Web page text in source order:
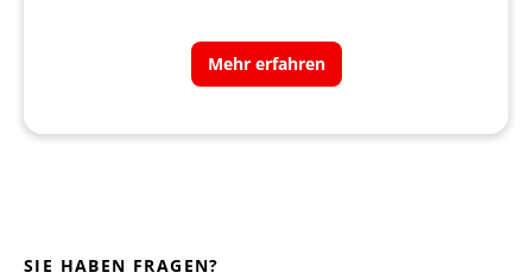
Mehr erfahren
SIE HABEN FRAGEN?